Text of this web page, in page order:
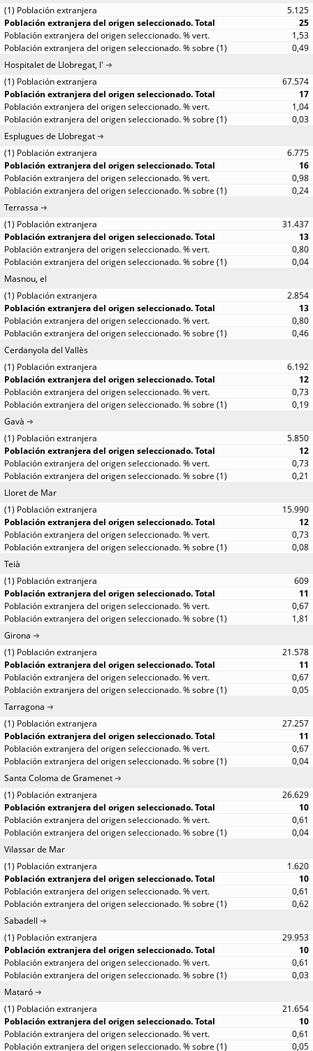
5.125
25
1,53
0,49
Hospitalet de Llobregat, l'
67.574
17
1,04
0,03
Esplugues de Llobregat
6.775
16
0,98
0,24
Terrassa
31.437
13
0,80
0,04
Masnou, el
2.854
13
0,80
0,46
Cerdanyola del Vallès
6.192
12
0,73
0,19
Gavà
5.850
12
0,73
0,21
Lloret de Mar
15.990
12
0,73
0,08
Teià
609
11
0,67
1,81
Girona
21.578
11
0,67
0,05
Tarragona
27.257
11
0,67
0,04
Santa Coloma de Gramenet
26.629
10
0,61
0,04
Vilassar de Mar
1.620
10
0,61
0,62
Sabadell
29.953
10
0,61
0,03
Mataró
21.654
10
0,61
0,05